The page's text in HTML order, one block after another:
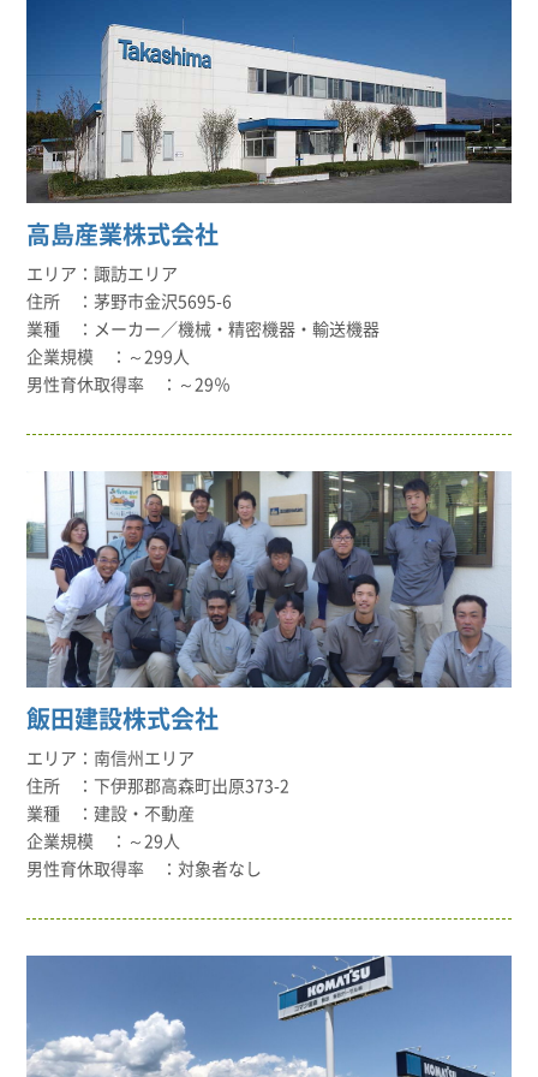
高島産業株式会社
諏訪エリア
茅野市金沢5695-6
メーカー／機械・精密機器・輸送機器
～299人
～29％
飯田建設株式会社
南信州エリア
下伊那郡高森町出原373-2
建設・不動産
～29人
対象者なし